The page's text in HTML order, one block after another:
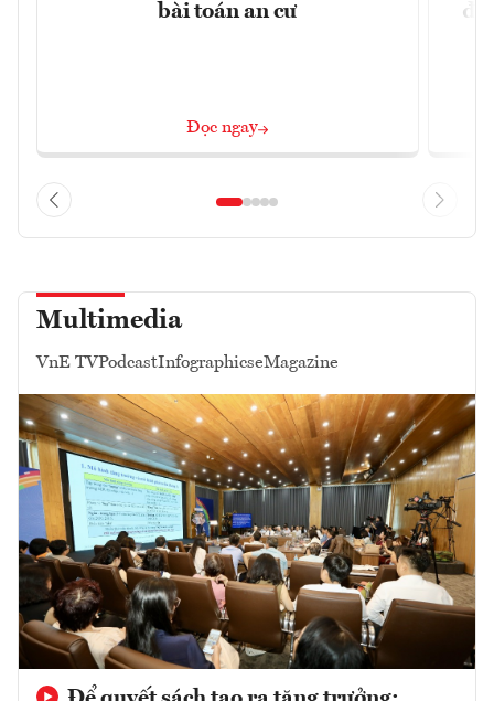
bài toán an cư
Đọc ngay
Multimedia
VnE TVPodcastInfographicseMagazine